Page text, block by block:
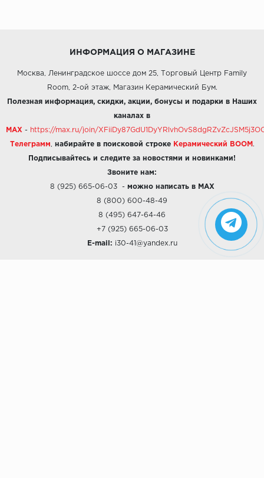
ИНФОРМАЦИЯ О МАГАЗИНЕ
Москва, Ленинградское шоссе дом 25, Торговый Центр Family
Room, 2-ой этаж, Магазин Керамический Бум.
Полезная информация, скидки, акции, бонусы и подарки в Наших
каналах в
MAX - https://max.ru/join/
Телеграмм набирайте в поисковой строке Керамический BOOM .
Подписывайтесь и следите за новостями и новинками!
Звоните нам:
8 (925) 665-06-03- можно написать в MAX
8 (800) 600-48-49
8 (495) 647-64-46
+7 (925) 665-06-03
E-mail: i30-41@yandex.ru